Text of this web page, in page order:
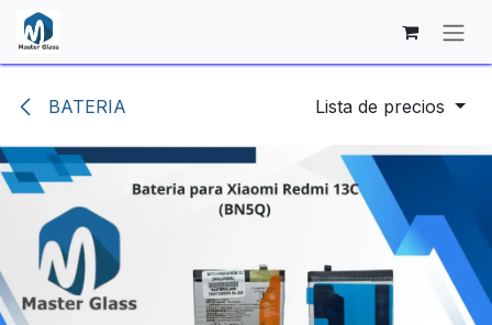
Ir al contenido
BATERIA Lista de precios